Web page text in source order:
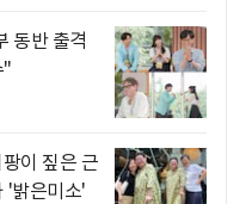
동반 출격
"
이 짚은 근
'밝은미소'